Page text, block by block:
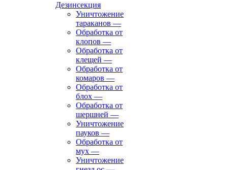
Дезинсекция
Уничтожение
тараканов —
Обработка от
клопов —
Обработка от
клещей —
Обработка от
комаров —
Обработка от
блох —
Обработка от
шершней —
Уничтожение
пауков —
Обработка от
мух —
Уничтожение